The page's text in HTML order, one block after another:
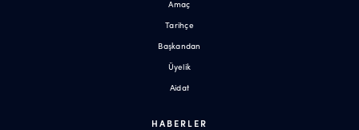
Amaç
Tarihçe
Başkandan
Üyelik
Aidat
HABERLER